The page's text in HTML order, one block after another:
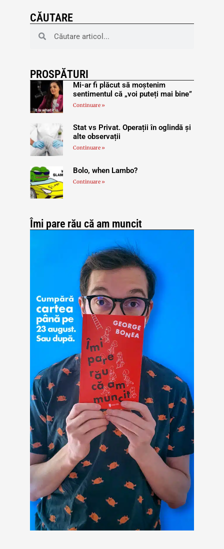
CĂUTARE
PROSPĂTURI
Mi-ar fi plăcut să moștenim
sentimentul că „voi puteți mai bine”
Continuare »
Stat vs Privat. Operații în oglindă și
alte observații
Continuare »
Bolo, when Lambo?
Continuare »
Îmi pare rău că am muncit